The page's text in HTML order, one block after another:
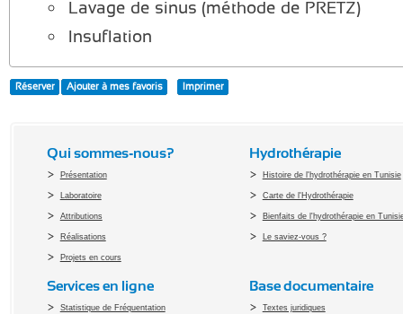
Lavage de sinus (méthode de PRETZ)
Insuflation
Réserver Ajouter à mes favoris Imprimer
Qui sommes-nous?
Présentation
Laboratoire
Attributions
Réalisations
Projets en cours
Hydrothérapie
Histoire de l'hydrothérapie en Tunisie
Carte de l'Hydrothérapie
Bienfaits de l'hydrothérapie en
Le saviez-vous ?
Services en ligne
Statistique de Fréquentation
Base documentaire
Textes juridiques